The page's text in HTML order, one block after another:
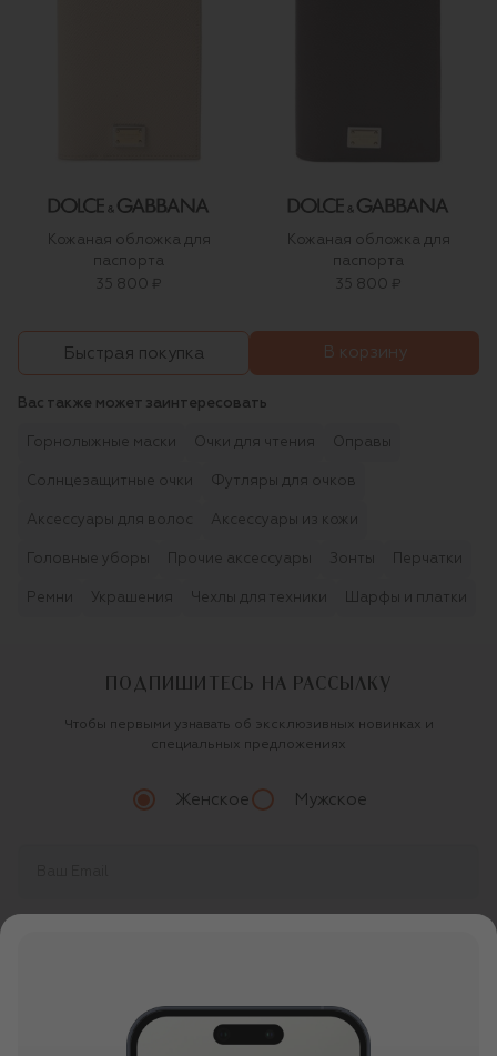
Кожаная обложка для
паспорта
35 800 ₽
Кожаная обложка для
паспорта
35 800 ₽
Быстрая покупка В корзину
Вас также может заинтересовать
Горнолыжные маски Очки для чтения Оправы
Солнцезащитные очки Футляры для очков
Аксессуары для волос Аксессуары из кожи
Головные уборы Прочие аксессуары Зонты Перчатки
Ремни Украшения Чехлы для техники Шарфы и платки
ПОДПИШИТЕСЬ НА РАССЫЛКУ
Чтобы первыми узнавать об эксклюзивных новинках и
специальных предложениях
Женское Мужское
О ЦУМ